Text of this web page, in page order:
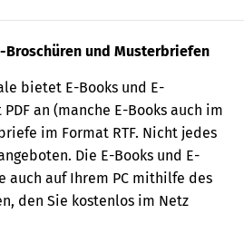
Broschüren und Musterbriefen
bietet E-Books und E-
an (manche E-Books auch im
im Format RTF. Nicht jedes
Die E-Books und E-
auch auf Ihrem PC mithilfe des
den Sie kostenlos im Netz